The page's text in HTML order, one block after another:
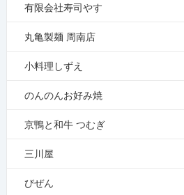
有限会社寿司やす
丸亀製麺 周南店
小料理しずえ
のんのんお好み焼
京鴨と和牛 つむぎ
三川屋
びぜん